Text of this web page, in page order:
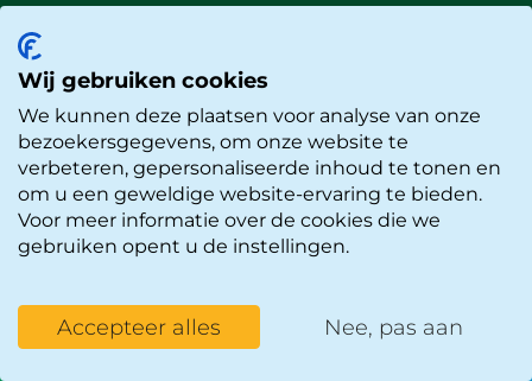
© Okidoki Kinderopvang
Website doorBuro Staal
Privacyverklaring
Cookieverklaring
Rondleiding
aanvragen
inschrijven
Werken bij
Wij gebruiken cookies
We kunnen deze plaatsen voor analyse van onze
bezoekersgegevens, om onze website te
verbeteren, gepersonaliseerde inhoud te tonen en
om u een geweldige website-ervaring te bieden.
Voor meer informatie over de cookies die we
gebruiken opent u de instellingen.
Accepteer alles Nee, pas aan